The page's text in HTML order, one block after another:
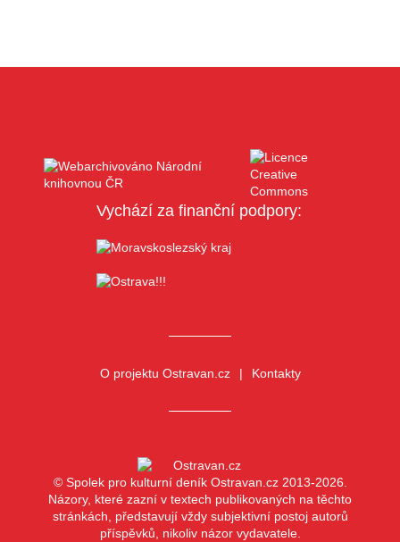
Vychází za finanční podpory:
O projektu Ostravan.cz Kontakty
© Spolek pro kulturní deník Ostravan.cz 2013-2026.
Názory, které zazní v textech publikovaných na těchto
stránkách, představují vždy subjektivní postoj autorů
příspěvků, nikoliv názor vydavatele.